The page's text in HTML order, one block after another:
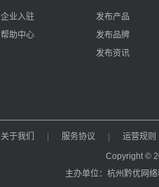
企业入驻
帮助中心
发布产品
发布品牌
发布资讯
关于我们 | 服务协议 | 运营规则
Copyright ©
主办单位：杭州黔优网